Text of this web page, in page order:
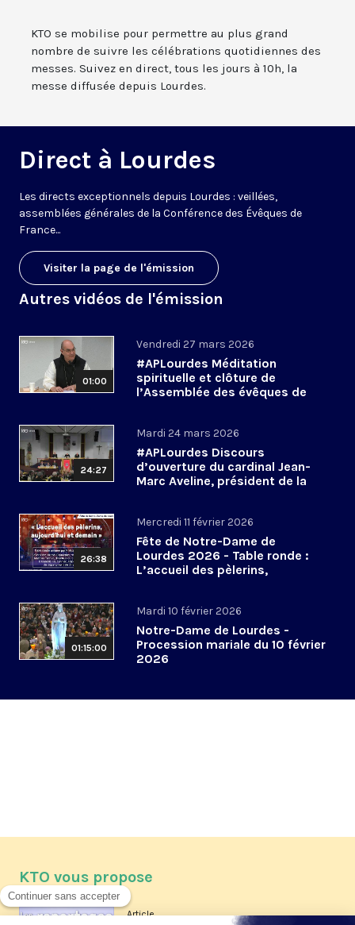
KTO se mobilise pour permettre au plus grand
nombre de suivre les célébrations quotidiennes des
messes. Suivez en direct, tous les jours à 10h, la
messe diffusée depuis Lourdes.
Direct à Lourdes
Les directs exceptionnels depuis Lourdes : veillées,
assemblées générales de la Conférence des Évêques de
France...
Visiter la page de l'émission
Autres vidéos de l'émission
01:00
Vendredi 27 mars 2026
#APLourdes Méditation
spirituelle et clôture de
l’Assemblée des évêques de
24:27
Mardi 24 mars 2026
#APLourdes Discours
d’ouverture du cardinal Jean-
Marc Aveline, président de la
26:38
Mercredi 11 février 2026
Fête de Notre-Dame de
Lourdes 2026 - Table ronde :
L’accueil des pèlerins,
01:15:00
Mardi 10 février 2026
Notre-Dame de Lourdes -
Procession mariale du 10 février
2026
KTO vous propose
Article